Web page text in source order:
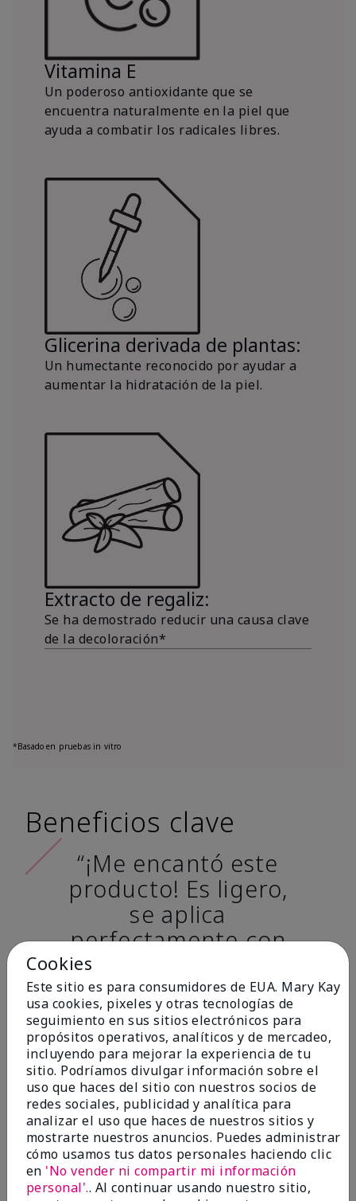
Vitamina E
Un poderoso antioxidante que se
encuentra naturalmente en la piel que
ayuda a combatir los radicales libres.
Glicerina derivada de plantas:
Un humectante reconocido por ayudar a
aumentar la hidratación de la piel.
Extracto de regaliz:
Se ha demostrado reducir una causa clave
de la decoloración*
*Basado en pruebas in vitro
Beneficios clave
“¡Me encantó este
producto! Es ligero,
se aplica
perfectamente con
muy poca cantidad,
ofrece una
excelente cobertura
y cubre
completamente las
ojeras mientras
hidrata, sin que se
emborrone ni se
agriete”. – Chelsy H.,
Sulphur, Luisiana
Cookies
Este sitio es para consumidores de EUA. Mary Kay
usa cookies, pixeles y otras tecnologías de
seguimiento en sus sitios electrónicos para
propósitos operativos, analíticos y de mercadeo,
incluyendo para mejorar la experiencia de tu
sitio. Podríamos divulgar información sobre el
uso que haces del sitio con nuestros socios de
redes sociales, publicidad y analítica para
analizar el uso que haces de nuestros sitios y
mostrarte nuestros anuncios. Puedes administrar
cómo usamos tus datos personales haciendo clic
en 'No vender ni compartir mi información
personal'.. Al continuar usando nuestro sitio,